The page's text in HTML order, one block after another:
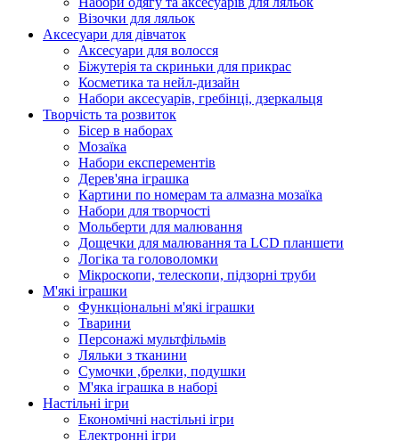
Візочки для ляльок
Аксесуари для дівчаток
Аксесуари для волосся
Біжутерія та скриньки для прикрас
Косметика та нейл-дизайн
Набори аксесуарів, гребінці, дзеркальця
Творчість та розвиток
Бісер в наборах
Мозаїка
Набори експерементів
Дерев'яна іграшка
Картини по номерам та алмазна мозаїка
Набори для творчості
Мольберти для малювання
Дощечки для малювання та LCD планшети
Логіка та головоломки
Мікроскопи, телескопи, підзорні труби
М'які іграшки
Функціональні м'які іграшки
Тварини
Персонажі мультфільмів
Ляльки з тканини
Сумочки ,брелки, подушки
М'яка іграшка в наборі
Настільні ігри
Економічні настільні ігри
Електронні ігри